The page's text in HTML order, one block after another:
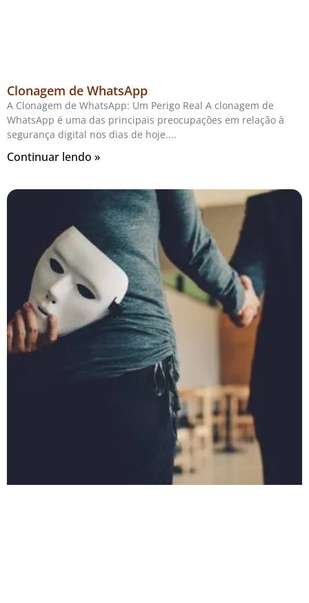
Clonagem de WhatsApp
A Clonagem de WhatsApp: Um Perigo Real A clonagem de
WhatsApp é uma das principais preocupações em relação à
segurança digital nos dias de hoje.
Continuar lendo »